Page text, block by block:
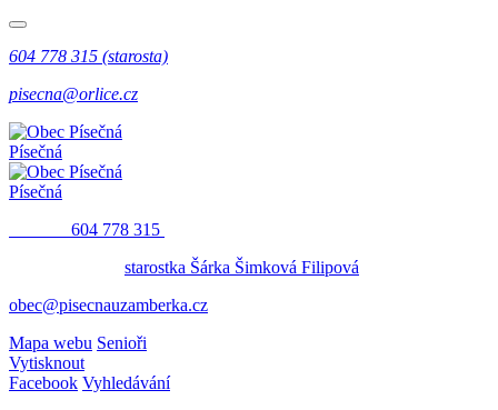
604 778 315 (starosta)
pisecna@orlice.cz
Písečná
Písečná
604 778 315
starostka Šárka Šimková Filipová
obec@pisecnauzamberka.cz
Mapa webu Senioři
Vytisknout
Facebook Vyhledávání